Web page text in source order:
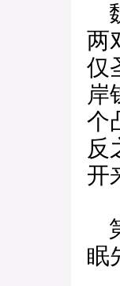
两
仅
岸
个
反
开
眠